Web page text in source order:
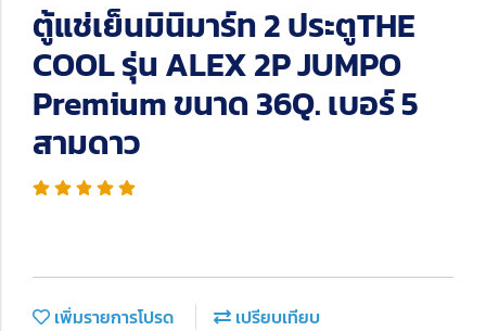
ตู้แช่เย็นมินิมาร์ท 2 ประตูTHE
COOL รุ่น ALEX 2P JUMPO
Premium ขนาด 36Q. เบอร์ 5
สามดาว
เพิ่มรายการโปรด
เปรียบเทียบ